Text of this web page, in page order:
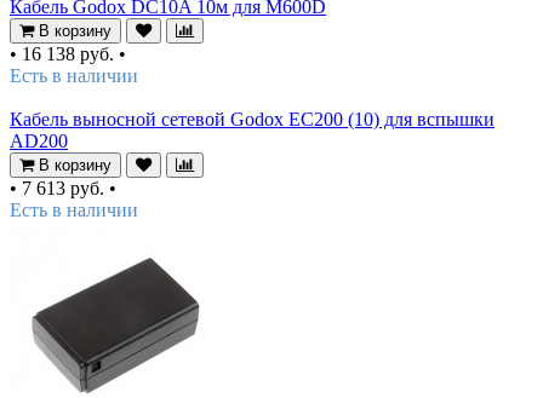
Кабель Godox DC10A 10м для M600D
В корзину
• 16 138 руб. •
Есть в наличии
Кабель выносной сетевой Godox ЕС200 (10) для вспышки
AD200
В корзину
• 7 613 руб. •
Есть в наличии